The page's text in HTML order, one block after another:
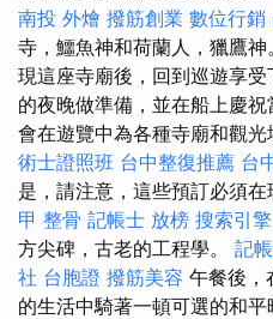
南投 外燴 撥筋創業 數位行銷
寺，鱷魚神和荷蘭人，獵鷹神
現這座寺廟後，回到巡遊享
的夜晚做準備，並在船上慶祝
會在遊覽中為各種寺廟和觀光
術士證照班 台中整復推薦 台
是，請注意，這些預訂必須
甲 整骨 記帳士 放榜 搜索引擎
方尖碑，古老的工程學。 記
社 台胞證 撥筋美容 午餐後，
的生活中騎著一頓可選的和平